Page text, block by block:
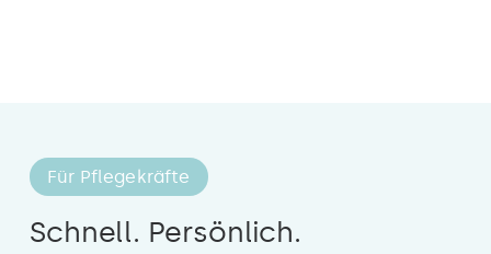
Für Pflegekräfte
Schnell. Persönlich.